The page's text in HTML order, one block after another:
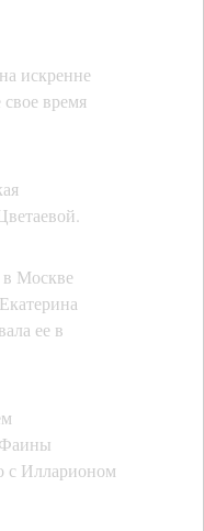
искренне
время
Москве
ее в
Фаины
с Илларионом